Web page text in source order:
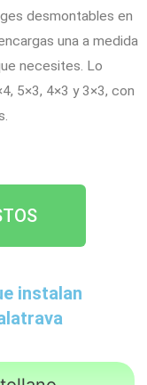
desmontables en
una a medida
necesites. Lo
5×3, 4×3 y 3×3, con
instalan